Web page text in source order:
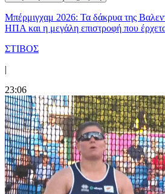
Μπέρμιγχαμ 2026: Τα δάκρυα της
ΗΠΑ και η μεγάλη επιστροφή που
ΣΤΙΒΟΣ
|
23:06